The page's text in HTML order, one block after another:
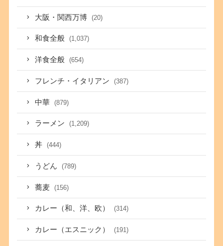
大阪・関西万博 (20)
和食全般 (1,037)
洋食全般 (654)
フレンチ・イタリアン (387)
中華 (879)
ラーメン (1,209)
丼 (444)
うどん (789)
蕎麦 (156)
カレー（和、洋、欧） (314)
カレー（エスニック） (191)